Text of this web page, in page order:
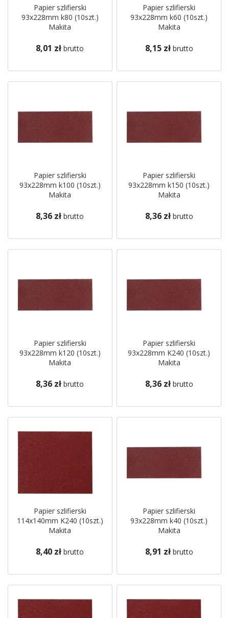
Papier szlifierski
93x228mm k80 (10szt.)
Makita
8,01 zł brutto
Papier szlifierski
93x228mm k60 (10szt.)
Makita
8,15 zł brutto
Papier szlifierski
93x228mm k100 (10szt.)
Makita
8,36 zł brutto
Papier szlifierski
93x228mm k150 (10szt.)
Makita
8,36 zł brutto
Papier szlifierski
93x228mm k120 (10szt.)
Makita
8,36 zł brutto
Papier szlifierski
93x228mm K240 (10szt.)
Makita
8,36 zł brutto
Papier szlifierski
114x140mm K240 (10szt.)
Makita
8,40 zł brutto
Papier szlifierski
93x228mm k40 (10szt.)
Makita
8,91 zł brutto